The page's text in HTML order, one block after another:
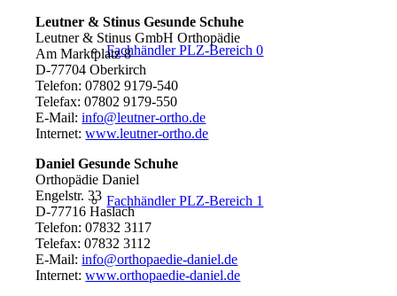
Fachhändler PLZ-Bereich 0
Fachhändler PLZ-Bereich 1
Leutner & Stinus Gesunde Schuhe
Leutner & Stinus GmbH Orthopädie
Am Marktplatz 8
D-77704 Oberkirch
Telefon: 07802 9179-540
Telefax: 07802 9179-550
E-Mail:info@leutner-ortho.de
Internet:www.leutner-ortho.de
Daniel Gesunde Schuhe
Orthopädie Daniel
Engelstr. 33
D-77716 Haslach
Telefon: 07832 3117
Telefax: 07832 3112
E-Mail:info@orthopaedie-daniel.de
Internet:www.orthopaedie-daniel.de